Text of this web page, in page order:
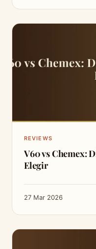
REVIEWS
V60 vs Chemex:
Elegir
27 Mar 2026